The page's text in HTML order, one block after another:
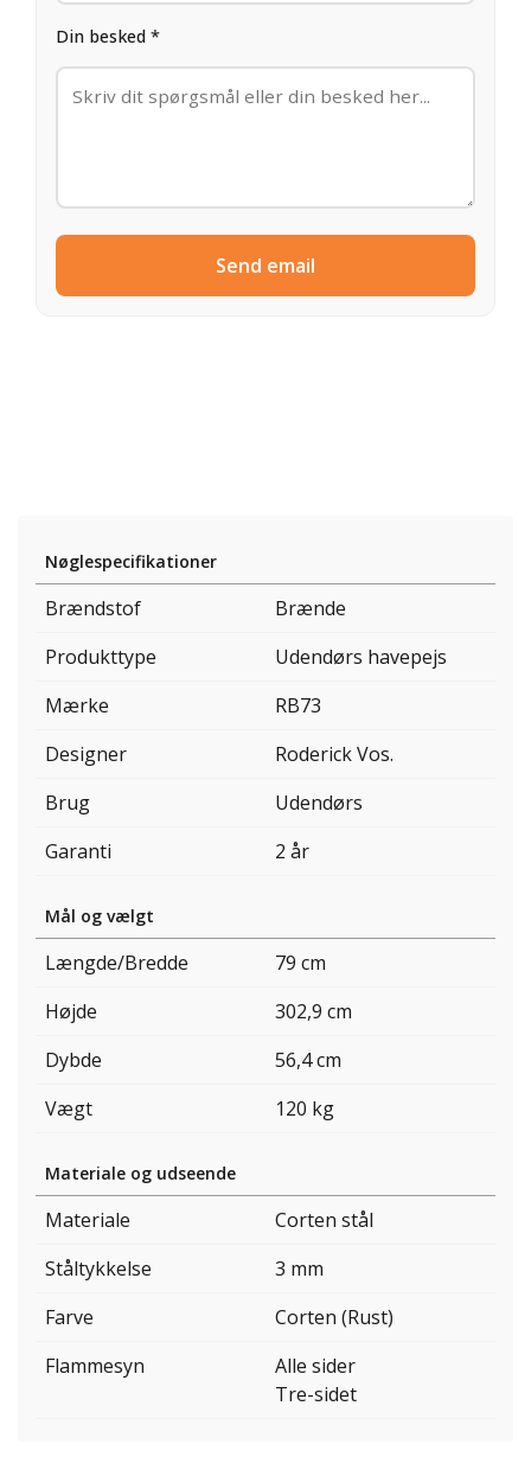
Din besked *
Send email
Nøglespecifikationer
Brændstof
Brænde
Produkttype
Udendørs havepejs
Mærke
RB73
Designer
Roderick Vos.
Brug
Udendørs
Garanti
2 år
Mål og vælgt
Længde/Bredde
79 cm
Højde
302,9 cm
Dybde
56,4 cm
Vægt
120 kg
Materiale og udseende
Materiale
Corten stål
Ståltykkelse
3 mm
Farve
Corten (Rust)
Flammesyn
Alle sider
Tre-sidet